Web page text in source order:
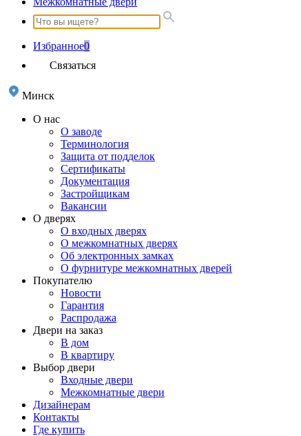
Избранное0
Связаться
Минск
О нас
О заводе
Терминология
Защита от подделок
Сертификаты
Документация
Застройщикам
Вакансии
О дверях
О входных дверях
О межкомнатных дверях
Об электронных замках
О фурнитуре межкомнатных дверей
Покупателю
Новости
Гарантия
Распродажа
Двери на заказ
В дом
В квартиру
Выбор двери
Входные двери
Межкомнатные двери
Дизайнерам
Контакты
Где купить